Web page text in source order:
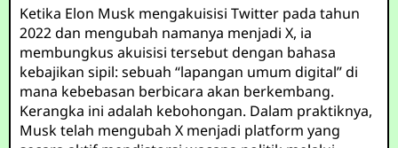
Ketika Elon Musk mengakuisisi Twitter pada tahun
2022 dan mengubah namanya menjadi X, ia
membungkus akuisisi tersebut dengan bahasa
kebajikan sipil: sebuah “lapangan umum digital” di
mana kebebasan berbicara akan berkembang.
Kerangka ini adalah kebohongan. Dalam praktiknya,
Musk telah mengubah X menjadi platform yang